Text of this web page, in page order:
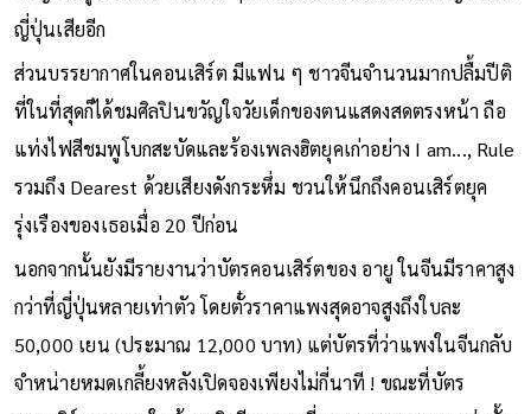
แฟน ๆ มารุมล้อมตะโกนเรียกชื่อเธออย่างบ้าคลั่ง บ้างยื่นของ
ขวัญและรูปวาดให้ ซึ่งเผลอ ๆ กระแสคลั่งไคล้นี้อาจยิ่งใหญ่กว่าใน
ญี่ปุ่นเสียอีก
ส่วนบรรยากาศในคอนเสิร์ต มีแฟน ๆ ชาวจีนจำนวนมากปลื้มปีติ
ที่ในที่สุดก็ได้ชมศิลปินขวัญใจวัยเด็กของตนแสดงสดตรงหน้า ถือ
แท่งไฟสีชมพูโบกสะบัดและร้องเพลงฮิตยุคเก่าอย่าง I am..., Rule
รวมถึง Dearest ด้วยเสียงดังกระหึ่ม ชวนให้นึกถึงคอนเสิร์ตยุค
รุ่งเรืองของเธอเมื่อ 20 ปีก่อน
นอกจากนั้นยังมีรายงานว่าบัตรคอนเสิร์ตของ อายู ในจีนมีราคาสูง
กว่าที่ญี่ปุ่นหลายเท่าตัว โดยตั๋วราคาแพงสุดอาจสูงถึงใบละ
50,000 เยน (ประมาณ 12,000 บาท) แต่บัตรที่ว่าแพงในจีนกลับ